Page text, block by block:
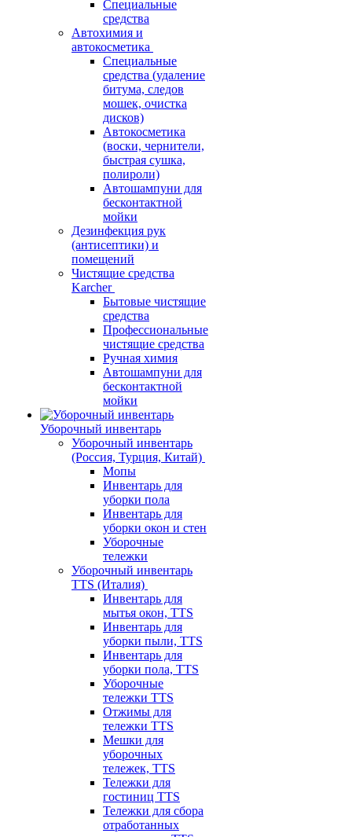
Специальные
средства
Автохимия и
автокосметика
Специальные
средства (удаление
битума, следов
мошек, очистка
дисков)
Автокосметика
(воски, чернители,
быстрая сушка,
полироли)
Автошампуни для
бесконтактной
мойки
Дезинфекция рук
(антисептики) и
помещений
Чистящие средства
Karcher
Бытовые чистящие
средства
Профессиональные
чистящие средства
Ручная химия
Автошампуни для
бесконтактной
мойки
Уборочный инвентарь
Уборочный инвентарь
(Россия, Турция, Китай)
Мопы
Инвентарь для
уборки пола
Инвентарь для
уборки окон и стен
Уборочные
тележки
Уборочный инвентарь
TTS (Италия)
Инвентарь для
мытья окон, TTS
Инвентарь для
уборки пыли, TTS
Инвентарь для
уборки пола, TTS
Уборочные
тележки TTS
Отжимы для
тележки TTS
Мешки для
уборочных
тележек, TTS
Тележки для
гостиниц TTS
Тележки для сбора
отработанных